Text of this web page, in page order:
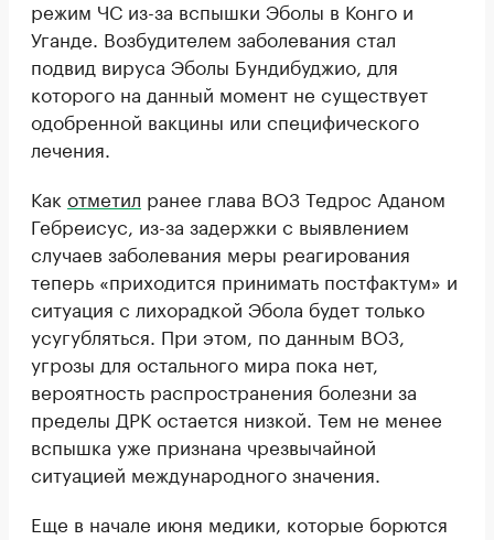
режим ЧС из-за вспышки Эболы в Конго и
Уганде. Возбудителем заболевания стал
подвид вируса Эболы Бундибуджио, для
которого на данный момент не существует
одобренной вакцины или специфического
лечения.
Как отметил ранее глава ВОЗ Тедрос Аданом
Гебреисус, из-за задержки с выявлением
случаев заболевания меры реагирования
теперь «приходится принимать постфактум» и
ситуация с лихорадкой Эбола будет только
усугубляться. При этом, по данным ВОЗ,
угрозы для остального мира пока нет,
вероятность распространения болезни за
пределы ДРК остается низкой. Тем не менее
вспышка уже признана чрезвычайной
ситуацией международного значения.
Еще в начале июня медики, которые борются